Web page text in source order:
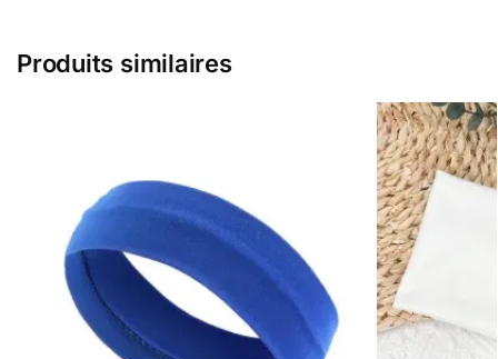
Produits similaires